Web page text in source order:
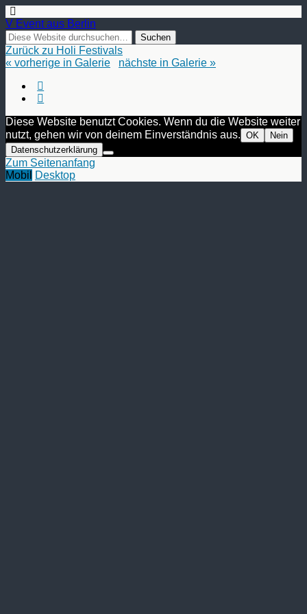
V Event aus Berlin
Zurück zu Holi Festivals
« vorherige in Galerie
nächste in Galerie »
Diese Website benutzt Cookies. Wenn du die Website weiter
nutzt, gehen wir von deinem Einverständnis aus. OK
Nein
Datenschutzerklärung
Zum Seitenanfang
Mobil
Desktop